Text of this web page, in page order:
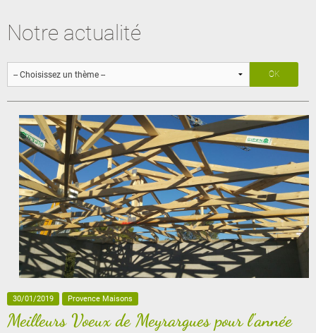
Notre actualité
30/01/2019 Provence Maisons
Meilleurs Voeux de Meyrargues pour l'année